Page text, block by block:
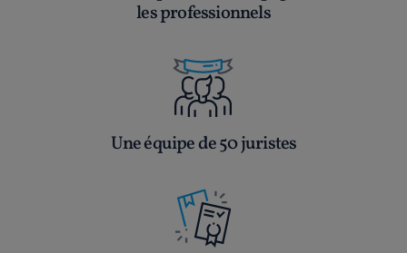
les professionnels
Une équipe de 50 juristes